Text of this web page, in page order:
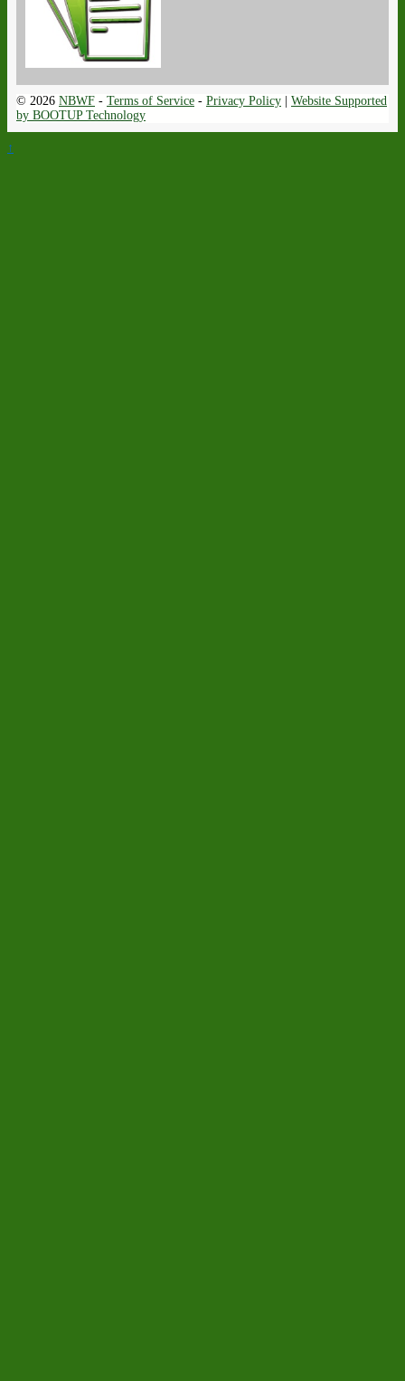
© 2026 NBWF - Terms of Service - Privacy Policy
Website Supported
by BOOTUP Technology
↑